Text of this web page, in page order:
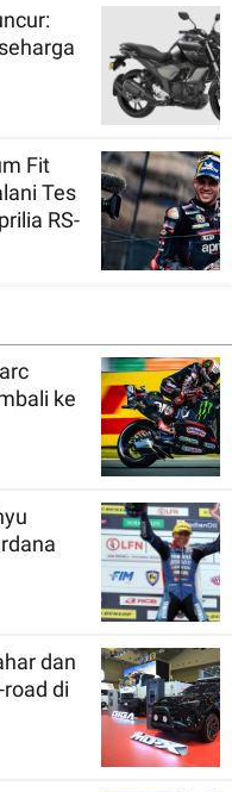
Fit
Tes
RS-
ke
dan
di